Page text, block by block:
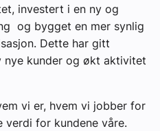
investert i en ny og
og bygget en mer synlig
Dette har gitt
nye kunder og økt aktivitet
vi er, hvem vi jobber for
verdi for kundene våre.